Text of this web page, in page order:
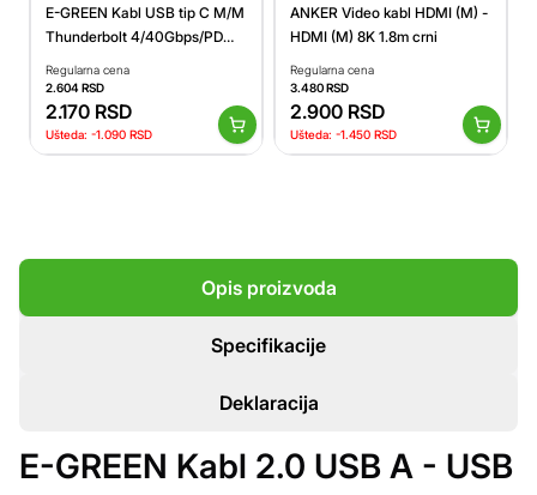
E-GREEN Kabl USB tip C M/M
Thunderbolt 4/40Gbps/PD
Regularna cena
2.604RSD
2.170 RSD
Ušteda: -1.090 RSD
ANKER Video kabl HDMI (M) -
HDMI (M) 8K 1.8m crni
Regularna cena
3.480RSD
2.900 RSD
Ušteda: -1.450 RSD
Opis proizvoda
Specifikacije
Deklaracija
E-GREEN Kabl 2.0 USB A - USB